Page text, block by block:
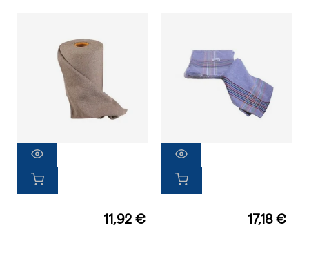
11,92 € 17,18 €